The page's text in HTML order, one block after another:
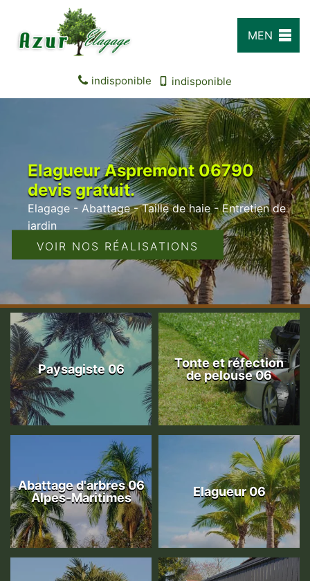
MEN
indisponible indisponible
Elagueur Aspremont 06790
devis gratuit.
Elagage - Abattage - Taille de haie - Entretien de
jardin
VOIR NOS RÉALISATIONS
Paysagiste 06
Tonte et réfection
de pelouse 06
Abattage d'arbres 06
Alpes-Maritimes
Elagueur 06